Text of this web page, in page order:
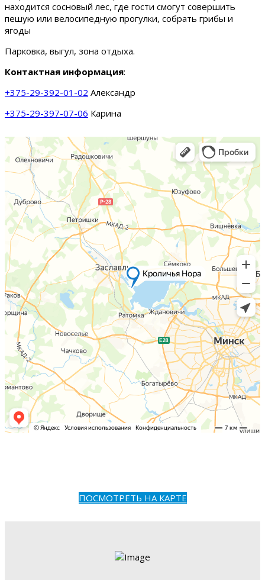
находится сосновый лес, где гости смогут совершить
пешую или велосипедную прогулки, собрать грибы и
ягоды
Парковка, выгул, зона отдыха.
Контактная информация:
+375-29-392-01-02 Александр
+375-29-397-07-06 Карина
ПОСМОТРЕТЬ НА КАРТЕ